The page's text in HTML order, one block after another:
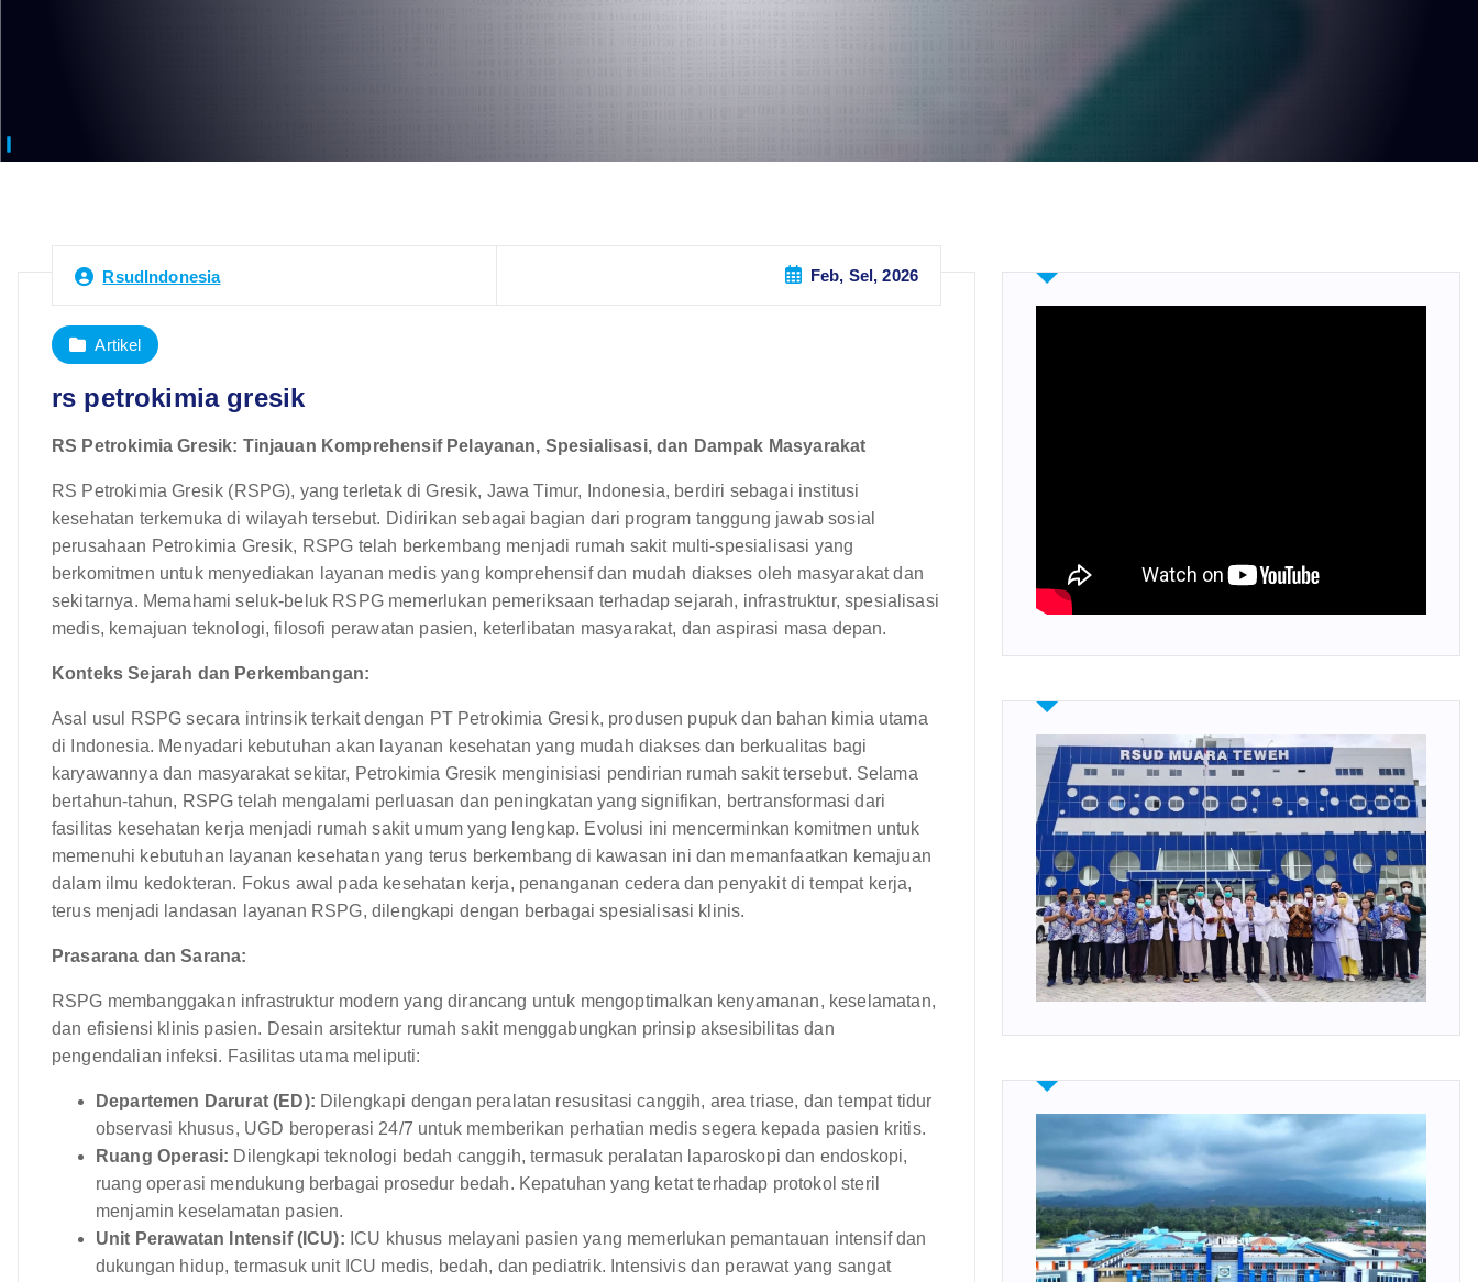
RsudIndonesia Feb, Sel, 2026
Artikel
rs petrokimia gresik
RS Petrokimia Gresik: Tinjauan Komprehensif Pelayanan, Spesialisasi, dan Dampak Masyarakat
RS Petrokimia Gresik (RSPG), yang terletak di Gresik, Jawa Timur, Indonesia, berdiri sebagai institusi
kesehatan terkemuka di wilayah tersebut. Didirikan sebagai bagian dari program tanggung jawab sosial
perusahaan Petrokimia Gresik, RSPG telah berkembang menjadi rumah sakit multi-spesialisasi yang
berkomitmen untuk menyediakan layanan medis yang komprehensif dan mudah diakses oleh masyarakat dan
sekitarnya. Memahami seluk-beluk RSPG memerlukan pemeriksaan terhadap sejarah, infrastruktur, spesialisasi
medis, kemajuan teknologi, filosofi perawatan pasien, keterlibatan masyarakat, dan aspirasi masa depan.
Konteks Sejarah dan Perkembangan:
Asal usul RSPG secara intrinsik terkait dengan PT Petrokimia Gresik, produsen pupuk dan bahan kimia utama
di Indonesia. Menyadari kebutuhan akan layanan kesehatan yang mudah diakses dan berkualitas bagi
karyawannya dan masyarakat sekitar, Petrokimia Gresik menginisiasi pendirian rumah sakit tersebut. Selama
bertahun-tahun, RSPG telah mengalami perluasan dan peningkatan yang signifikan, bertransformasi dari
fasilitas kesehatan kerja menjadi rumah sakit umum yang lengkap. Evolusi ini mencerminkan komitmen untuk
memenuhi kebutuhan layanan kesehatan yang terus berkembang di kawasan ini dan memanfaatkan kemajuan
dalam ilmu kedokteran. Fokus awal pada kesehatan kerja, penanganan cedera dan penyakit di tempat kerja,
terus menjadi landasan layanan RSPG, dilengkapi dengan berbagai spesialisasi klinis.
Prasarana dan Sarana:
RSPG membanggakan infrastruktur modern yang dirancang untuk mengoptimalkan kenyamanan, keselamatan,
dan efisiensi klinis pasien. Desain arsitektur rumah sakit menggabungkan prinsip aksesibilitas dan
pengendalian infeksi. Fasilitas utama meliputi:
Departemen Darurat (ED): Dilengkapi dengan peralatan resusitasi canggih, area triase, dan tempat tidur
observasi khusus, UGD beroperasi 24/7 untuk memberikan perhatian medis segera kepada pasien kritis.
Ruang Operasi: Dilengkapi teknologi bedah canggih, termasuk peralatan laparoskopi dan endoskopi,
ruang operasi mendukung berbagai prosedur bedah. Kepatuhan yang ketat terhadap protokol steril
menjamin keselamatan pasien.
Unit Perawatan Intensif (ICU): ICU khusus melayani pasien yang memerlukan pemantauan intensif dan
dukungan hidup, termasuk unit ICU medis, bedah, dan pediatrik. Intensivis dan perawat yang sangat